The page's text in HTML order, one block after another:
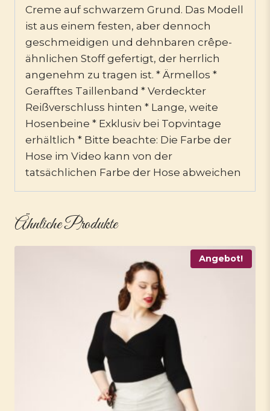
Creme auf schwarzem Grund. Das Modell
ist aus einem festen, aber dennoch
geschmeidigen und dehnbaren crêpe-
ähnlichen Stoff gefertigt, der herrlich
angenehm zu tragen ist. * Ärmellos *
Gerafftes Taillenband * Verdeckter
Reißverschluss hinten * Lange, weite
Hosenbeine * Exklusiv bei Topvintage
erhältlich * Bitte beachte: Die Farbe der
Hose im Video kann von der
tatsächlichen Farbe der Hose abweichen
Ähnliche Produkte
Angebot!